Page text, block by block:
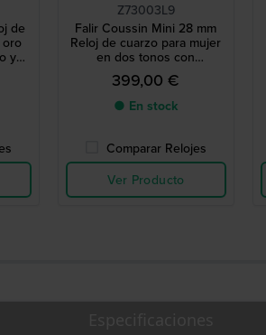
de
oro
y
Z73003L9
Falir Coussin Mini 28 mm
Reloj de cuarzo para mujer
en dos tonos con
movimiento suizo
399,00 €
● En stock
Comparar Relojes
Ver Producto